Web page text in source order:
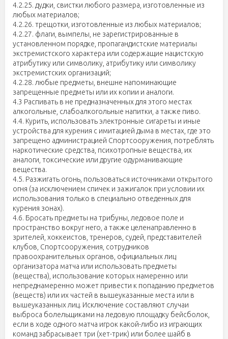
4.2.25. дудки, свистки любого размера, изготовленные из
любых материалов;
4.2.26. трещотки, изготовленные из любых материалов;
4.2.27. флаги, вымпелы, не зарегистрированные в
установленном порядке, пропагандистские материалы
экстремистского характера или содержащие нацистскую
атрибутику или символику, атрибутику или символику
экстремистских организаций;
4.2.28. любые предметы, внешне напоминающие
запрещенные предметы или их копии и аналоги.
4.3 Распивать в не предназначенных для этого местах
алкогольные, слабоалкогольные напитки, а также пиво.
4.4. Курить, использовать электронные сигареты и иные
устройства для курения с имитацией дыма в местах, где это
запрещено администрацией Спортсооружения, потреблять
наркотические средства, психотропные вещества, их
аналоги, токсические или другие одурманивающие
вещества.
4.5. Разжигать огонь, пользоваться источниками открытого
огня (за исключением спичек и зажигалок при условии их
использования только в специально отведенных для
курения зонах).
4.6. Бросать предметы на трибуны, ледовое поле и
пространство вокруг него, а также целенаправленно в
зрителей, хоккеистов, тренеров, судей, представителей
клубов, Спортсооружения, сотрудников
правоохранительных органов, официальных лиц
организатора матча или использовать предметы
(вещества), использование которых намеренно или
непреднамеренно может привести к попаданию предметов
(веществ) или их частей в вышеуказанные места или в
вышеуказанных лиц. Исключение составляют случаи
выброса болельщиками на ледовую площадку бейсболок,
если в ходе одного матча игрок какой-либо из играющих
команд забрасывает три (хет-трик) или более шайб в